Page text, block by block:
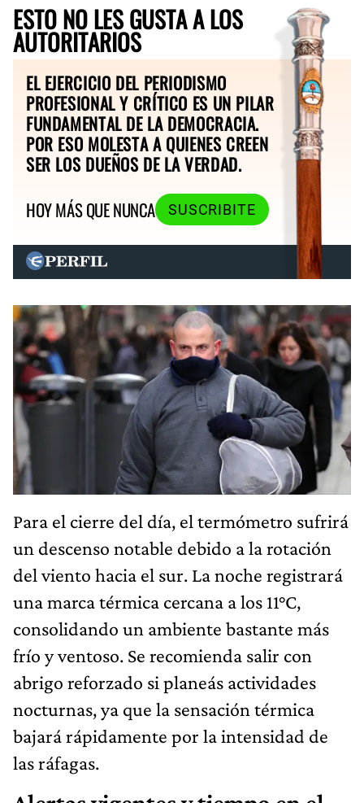
ESTO NO LES GUSTA A LOS
AUTORITARIOS
EL EJERCICIO DEL PERIODISMO
PROFESIONAL Y CRÍTICO ES UN PILAR
FUNDAMENTAL DE LA DEMOCRACIA.
POR ESO MOLESTA A QUIENES CREEN
SER LOS DUEÑOS DE LA VERDAD.
HOY MÁS QUE NUNCA
SUSCRIBITE
Para el cierre del día, el termómetro sufrirá
un descenso notable debido a la rotación
del viento hacia el sur. La noche registrará
una marca térmica cercana a los 11°C,
consolidando un ambiente bastante más
frío y ventoso. Se recomienda salir con
abrigo reforzado si planeás actividades
nocturnas, ya que la sensación térmica
bajará rápidamente por la intensidad de
las ráfagas.